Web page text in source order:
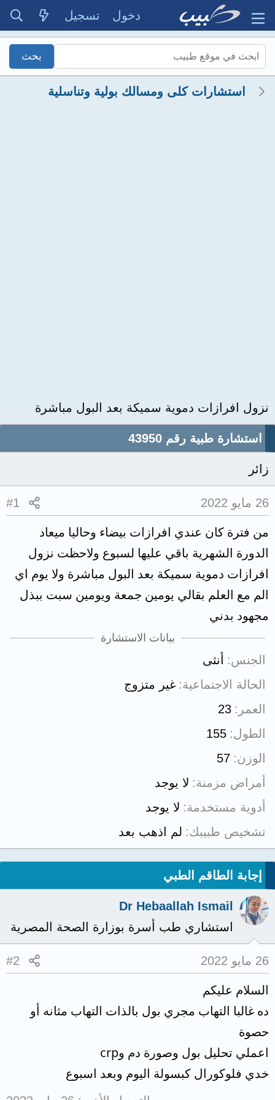
دخول تسجيل
استشارات كلى ومسالك بولية وتناسلية
نزول افرازات دموية سميكة بعد البول مباشرة
استشارة طبية رقم 43950
زائر
26 مايو 2022 #1
من فترة كان عندي افرازات بيضاء وحاليا ميعاد
الدورة الشهرية باقي عليها لسبوع ولاحظت نزول
افرازات دموية سميكة بعد البول مباشرة ولا يوم اي
الم مع العلم بقالي يومين جمعة ويومين سبت ببذل
مجهود بدني
بيانات الاستشارة
الجنس
أنثى
الحالة الاجتماعية غير متزوج
العمر
23
الطول 155
الوزن 57
أمراض مزمنة لا يوجد
أدوية مستخدمة لا يوجد
تشخيص طبيبك لم اذهب بعد
إجابة الطاقم الطبي
Dr Hebaallah Ismail
استشاري طب أسرة بوزارة الصحة المصرية
26 مايو 2022 #2
السلام عليكم
ده غالبا التهاب مجري بول بالذات التهاب مثانه أو
حصوة
اعملي تحليل بول وصورة دم وcrp
خدي فلوكورال كبسولة اليوم وبعد اسبوع